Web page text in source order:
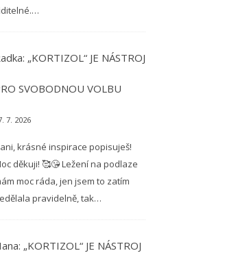
: „KORTIZOL“ JE NÁSTROJ
SVOBODNOU VOLBU
7. 2026
krásné inspirace popisuješ!
děkuji! 🥰😘 Ležení na podlaze
moc ráda, jen jsem to zatím
pravidelně, tak…
: „KORTIZOL“ JE NÁSTROJ